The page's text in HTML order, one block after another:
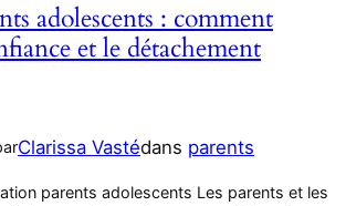
adolescents : comment
et le détachement
Clarissa Vastédans parents
parents adolescents Les parents et les